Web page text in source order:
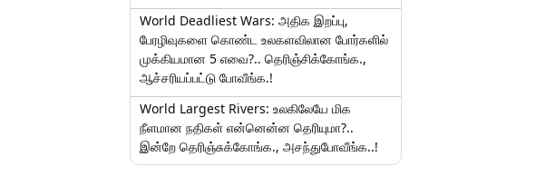
World Deadliest Wars: அதிக இறப்பு,
பேரழிவுகளை கொண்ட உலகளவிலான போர்களில்
முக்கியமான 5 எவை?.. தெரிஞ்சிக்கோங்க.,
ஆச்சரியப்பட்டு போவீங்க.!
World Largest Rivers: உலகிலேயே மிக
நீளமான நதிகள் என்னென்ன தெரியுமா?..
இன்றே தெரிஞ்சுக்கோங்க., அசந்துபோவீங்க..!